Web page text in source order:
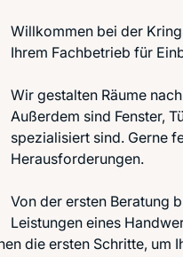
Willkommen bei der
Ihrem Fachbetrieb für
Wir gestalten Räume
Außerdem sind Fenster,
spezialisiert sind. Gerne
Herausforderungen.
Von der ersten Beratung
Leistungen eines
die ersten Schritte, um